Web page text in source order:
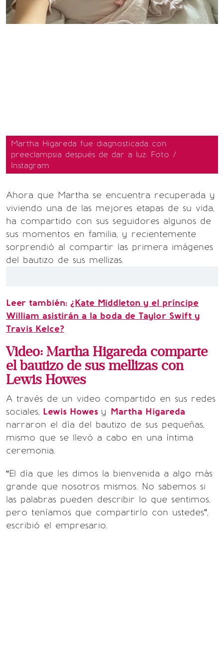
Martha Higareda fue diagnosticada con
preeclampsia después de dar a luz: Foto /
Instagram
Ahora que Martha se encuentra recuperada y
viviendo una de las mejores etapas de su vida,
ha compartido con sus seguidores algunos de
sus momentos en familia, y recientemente
sorprendió al compartir las primera imágenes
del bautizo de sus mellizas.
Leer también: ¿Kate Middleton y el príncipe
William asistirán a la boda de Taylor Swift y
Travis Kelce?
Video: Martha Higareda comparte
el bautizo de sus mellizas con
Lewis Howes
A través de un video compartido en sus redes
sociales, Lewis Howes y Martha Higareda
narraron el día del bautizo de sus pequeñas,
mismo que se llevó a cabo en una íntima
ceremonia.
“El día que les dimos la bienvenida a algo más
grande que nosotros mismos. No sabemos si
las palabras pueden describir lo que sentimos,
pero teníamos que compartirlo con ustedes”,
escribió el empresario.